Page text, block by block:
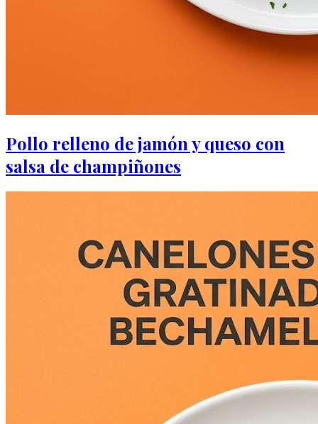
Pollo relleno de jamón y queso con
salsa de champiñones